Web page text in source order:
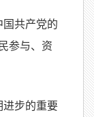
共产党的
参与、资
步的重要